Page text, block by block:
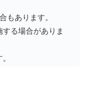
もあります。
る場合がありま